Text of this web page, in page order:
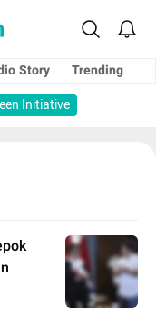
Story
Trending
Initiative